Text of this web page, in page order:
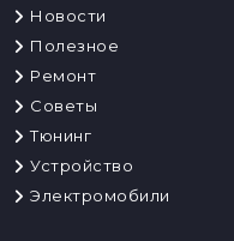
Новости
Полезное
Ремонт
Советы
Тюнинг
Устройство
Электромобили